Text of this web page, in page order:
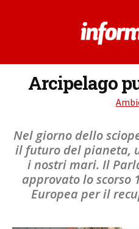
Arcipelago
Nel giorno dello
il futuro del pianeta,
i nostri mari. Il
approvato lo scorso
Europea per il